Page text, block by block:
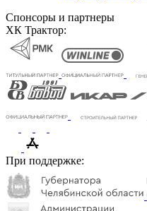
Спонсоры и партнеры
ХК Трактор:
При поддержке: